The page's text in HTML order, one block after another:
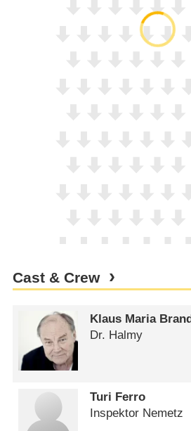
Cast & Crew
Klaus Maria
Dr. Halmy
Turi Ferro
Inspektor Nemetz